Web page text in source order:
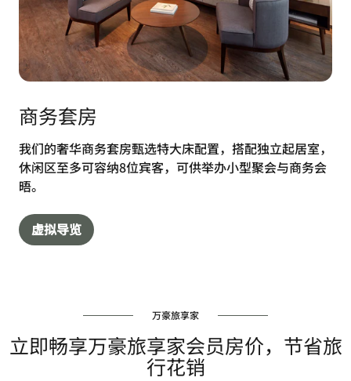
商务套房
我们的奢华商务套房甄选特大床配置，搭配独立起居室，
休闲区至多可容纳8位宾客，可供举办小型聚会与商务会
晤。
虚拟导览
万豪旅享家
立即畅享万豪旅享家会员房价，节省旅
行花销